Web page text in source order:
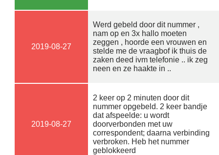
2019-08-27
Werd gebeld door dit nummer ,
nam op en 3x hallo moeten
zeggen , hoorde een vrouwen en
stelde me de vraagbof ik thuis de
zaken deed ivm telefonie .. ik zeg
neen en ze haakte in ..
2019-08-27
2 keer op 2 minuten door dit
nummer opgebeld. 2 keer bandje
dat afspeelde: u wordt
doorverbonden met uw
correspondent; daarna verbinding
verbroken. Heb het nummer
geblokkeerd